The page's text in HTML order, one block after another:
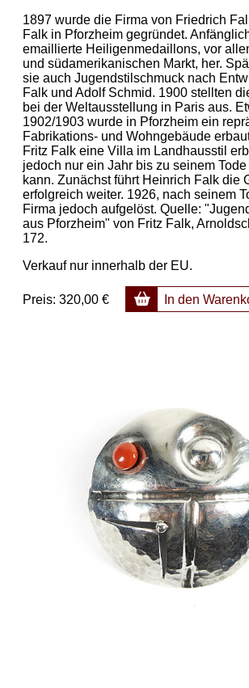
1897 wurde die Firma von Friedrich
Falk in Pforzheim gegründet.
emaillierte Heiligenmedaillons, vor
und südamerikanischen Markt, her.
sie auch Jugendstilschmuck nach
Falk und Adolf Schmid. 1900 stellten
bei der Weltausstellung in Paris aus.
1902/1903 wurde in Pforzheim ein
Fabrikations- und Wohngebäude
Fritz Falk eine Villa im Landhausstil
jedoch nur ein Jahr bis zu seinem
kann. Zunächst führt Heinrich Falk die
erfolgreich weiter. 1926, nach seinem
Firma jedoch aufgelöst. Quelle:
aus Pforzheim" von Fritz Falk,
172.
Verkauf nur innerhalb der EU.
Preis: 320,00 € In den